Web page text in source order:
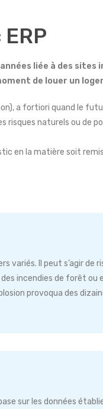
liée à des sites
de louer un
a fortiori quand le
risques naturels ou de
en la matière soit
variés. Il peut s’agir
incendies de forêt ou
provoqua des
sur les données